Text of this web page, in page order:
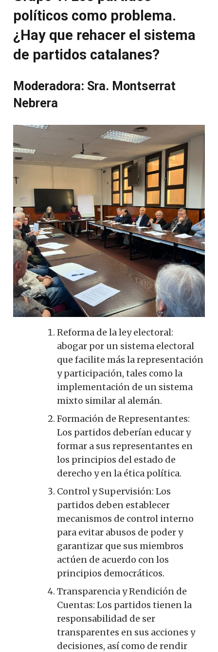
políticos como problema.
¿Hay que rehacer el sistema
de partidos catalanes?
Moderadora: Sra. Montserrat
Nebrera
Reforma de la ley electoral:
abogar por un sistema electoral
que facilite más la representación
y participación, tales como la
implementación de un sistema
mixto similar al alemán.
Formación de Representantes:
Los partidos deberían educar y
formar a sus representantes en
los principios del estado de
derecho y en la ética política.
Control y Supervisión: Los
partidos deben establecer
mecanismos de control interno
para evitar abusos de poder y
garantizar que sus miembros
actúen de acuerdo con los
principios democráticos.
Transparencia y Rendición de
Cuentas: Los partidos tienen la
responsabilidad de ser
transparentes en sus acciones y
decisiones, así como de rendir